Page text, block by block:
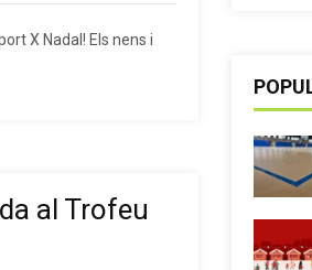
X Nadal! Els nens i
al Trofeu